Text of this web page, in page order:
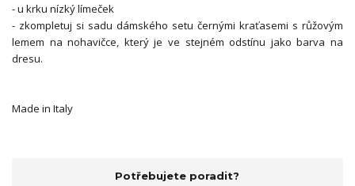
- u krku nízký límeček
- zkompletuj si sadu dámského setu černými kraťasemi s růžovým
lemem na nohavičce, který je ve stejném odstínu jako barva na
dresu.
Made in Italy
Potřebujete poradit?